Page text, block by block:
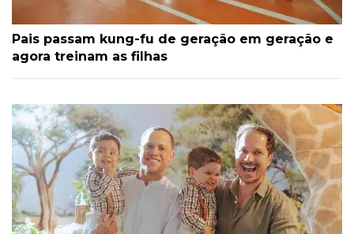
Pais passam kung-fu de geração em geração e
agora treinam as filhas